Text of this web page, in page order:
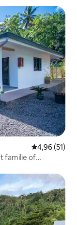
Gemiddelde
4,96 (51)
familie of